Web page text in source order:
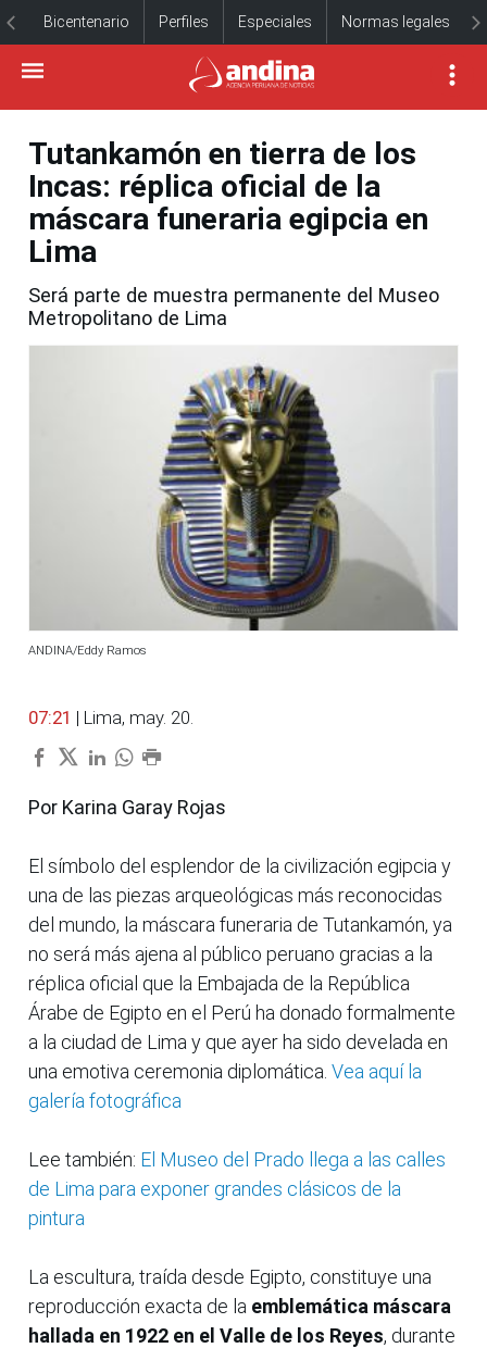
Bicentenario Perfiles Especiales Normas legales
Tutankamón en tierra de los
Incas: réplica oficial de la
máscara funeraria egipcia en
Lima
Será parte de muestra permanente del Museo
Metropolitano de Lima
ANDINA/Eddy Ramos
07:21 | Lima, may. 20.
Por Karina Garay Rojas
El símbolo del esplendor de la civilización egipcia y
una de las piezas arqueológicas más reconocidas
del mundo, la máscara funeraria de Tutankamón, ya
no será más ajena al público peruano gracias a la
réplica oficial que la Embajada de la República
Árabe de Egipto en el Perú ha donado formalmente
a la ciudad de Lima y que ayer ha sido develada en
una emotiva ceremonia diplomática. Vea aquí la
galería fotográfica
Lee también: El Museo del Prado llega a las calles
de Lima para exponer grandes clásicos de la
pintura
La escultura, traída desde Egipto, constituye una
reproducción exacta de la emblemática máscara
hallada en 1922 en el Valle de los Reyes, durante